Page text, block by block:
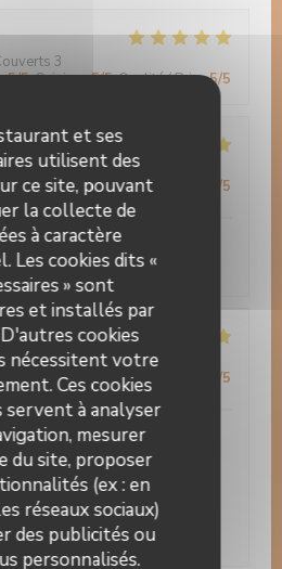
et ses
utilisent des
ce site, pouvant
la collecte de
à caractère
Les cookies dits «
» sont
et installés par
cookies
nécessitent votre
Ces cookies
à analyser
mesurer
du site, proposer
(ex : en
réseaux sociaux)
des publicités ou
personnalisés.
3
5/5 Cuisine:5/5 Qualité / Prix:5/5
2
5/5 Cuisine :5/5 Qualité / Prix /5
cadre... Très bon service... A
3
5/5 Cuisine: 5/5 Qualité / Prix /5
et chaleureuse par le
Excellente cuisine
souris d'agneau, gibier,
Les desserts sont divin -
faim il ne faut pas faire
Cheval Blanc